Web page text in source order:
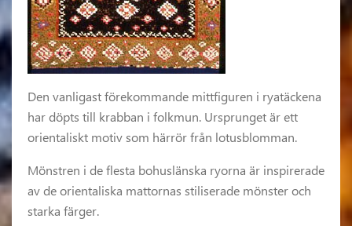
Den vanligast förekommande mittfiguren i ryatäckena
har döpts till krabban i folkmun. Ursprunget är ett
orientaliskt motiv som härrör från lotusblomman.
Mönstren i de flesta bohuslänska ryorna är inspirerade
av de orientaliska mattornas stiliserade mönster och
starka färger.